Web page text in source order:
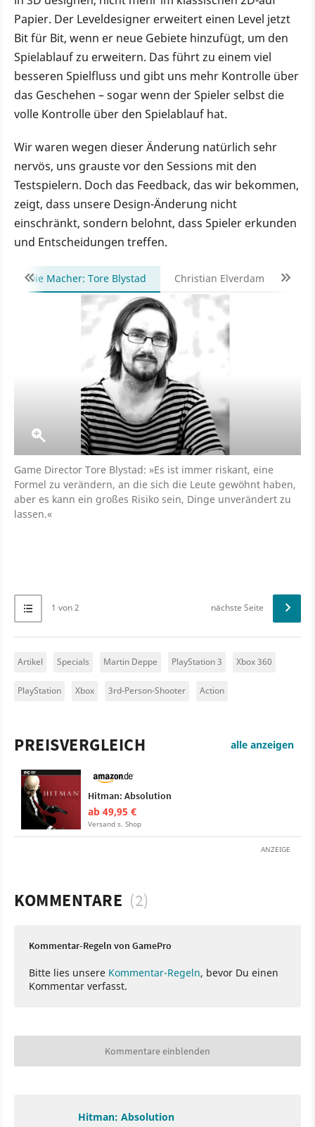
Papier. Der Leveldesigner erweitert einen Level jetzt
Bit für Bit, wenn er neue Gebiete hinzufügt, um den
Spielablauf zu erweitern. Das führt zu einem viel
besseren Spielfluss und gibt uns mehr Kontrolle über
das Geschehen – sogar wenn der Spieler selbst die
volle Kontrolle über den Spielablauf hat.
Wir waren wegen dieser Änderung natürlich sehr
nervös, uns grauste vor den Sessions mit den
Testspielern. Doch das Feedback, das wir bekommen,
zeigt, dass unsere Design-Änderung nicht
einschränkt, sondern belohnt, dass Spieler erkunden
und Entscheidungen treffen.
Die Macher: Tore Blystad Christian Elverdam
Game Director Tore Blystad: »Es ist immer riskant, eine
Formel zu verändern, an die sich die Leute gewöhnt haben,
aber es kann ein großes Risiko sein, Dinge unverändert zu
lassen.«
1 von 2 nächste Seite
Artikel Specials Martin Deppe PlayStation 3 Xbox 360
PlayStation Xbox 3rd-Person-Shooter Action
PREISVERGLEICH alle anzeigen
Hitman: Absolution
ab 49,95 €
Versand s. Shop
ANZEIGE
KOMMENTARE (2)
Kommentar-Regeln von GamePro
Bitte lies unsere Kommentar-Regeln, bevor Du einen
Kommentar verfasst.
Kommentare einblenden
Hitman: Absolution